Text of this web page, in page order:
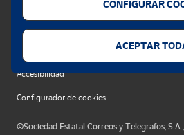
Privacidad web
Accesibilidad
Configurador de cookies
©Sociedad Estatal Correos y Telegrafos,
CONFIGURAR
ACEPTAR